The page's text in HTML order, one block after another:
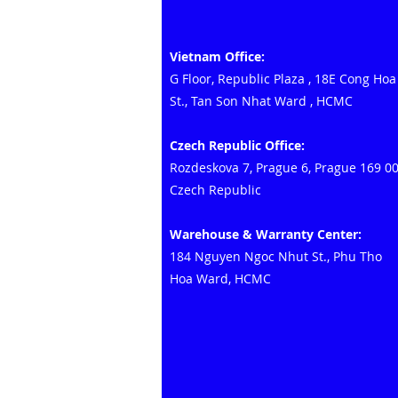
Vietnam Office:
G Floor, Republic Plaza , 18E Cong Hoa
St., Tan Son Nhat Ward , HCMC
Czech Republic Office:
Rozdeskova 7, Prague 6, Prague 169 00
Czech Republic
Warehouse & Warranty Center:
184 Nguyen Ngoc Nhut St., Phu Tho
Hoa Ward, HCMC